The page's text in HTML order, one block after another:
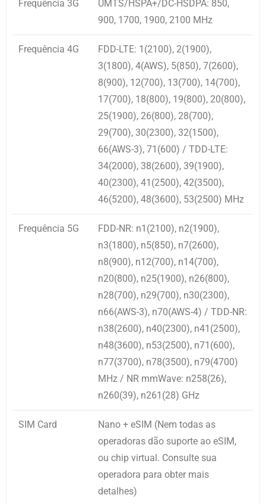
Frequência 3G
UMTS/HSPA+/DC-HSDPA: 850,
900, 1700, 1900, 2100 MHz
Frequência 4G
FDD-LTE: 1(2100), 2(1900),
3(1800), 4(AWS), 5(850), 7(2600),
8(900), 12(700), 13(700), 14(700),
17(700), 18(800), 19(800), 20(800),
25(1900), 26(800), 28(700),
29(700), 30(2300), 32(1500),
66(AWS-3), 71(600) / TDD-LTE:
34(2000), 38(2600), 39(1900),
40(2300), 41(2500), 42(3500),
46(5200), 48(3600), 53(2500) MHz
Frequência 5G
FDD-NR: n1(2100), n2(1900),
n3(1800), n5(850), n7(2600),
n8(900), n12(700), n14(700),
n20(800), n25(1900), n26(800),
n28(700), n29(700), n30(2300),
n66(AWS-3), n70(AWS-4) / TDD-NR:
n38(2600), n40(2300), n41(2500),
n48(3600), n53(2500), n71(600),
n77(3700), n78(3500), n79(4700)
MHz / NR mmWave: n258(26),
n260(39), n261(28) GHz
SIM Card
Nano + eSIM (Nem todas as
operadoras dão suporte ao eSIM,
ou chip virtual. Consulte sua
operadora para obter mais
detalhes)